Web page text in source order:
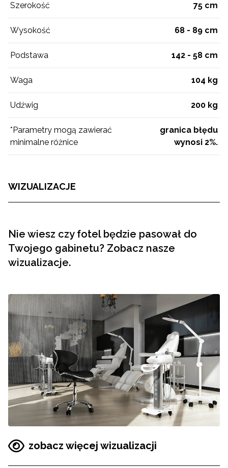
Szerokość 75 cm
Wysokość 68 - 89 cm
Podstawa 142 - 58 cm
Waga 104 kg
Udźwig 200 kg
*Parametry mogą zawierać
minimalne różnice
granica błędu
wynosi 2%.
WIZUALIZACJE
Nie wiesz czy fotel będzie pasował do
Twojego gabinetu? Zobacz nasze
wizualizacje.
zobacz więcej wizualizacji